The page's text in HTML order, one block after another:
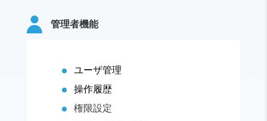
管理者機能
ユーザ管理
操作履歴
権限設定